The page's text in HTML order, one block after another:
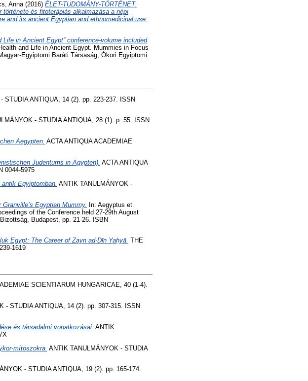
Anna(2016) ÉLET-TUDOMÁNY-TÖRTÉNET:
és fitoterápiás alkalmazása a népi
and its ancient Egyptian and ethnomedicinal use.
Life in Ancient Egypt” conference-volume included
and Life in Ancient Egypt. Mummies in Focus
Egyiptomi Baráti Társaság, Ókori Egyiptomi
STUDIA ANTIQUA, 14 (2). pp. 223-237. ISSN
- STUDIA ANTIQUA, 28 (1). p. 55. ISSN
Aegypten. ACTA ANTIQUA ACADEMIAE
Judentums in Ägypten). ACTA ANTIQUA
0044-5975
Egyiptomban. ANTIK TANULMÁNYOK -
Egyptian Mummy. In: Aegyptus et
of the Conference held 27-29th August
Budapest, pp. 21-26. ISBN
Egypt: The Career of Zayn ad-Dīn Yaḥyā. THE
1619
SCIENTIARUM HUNGARICAE, 40 (1-4).
- STUDIA ANTIQUA, 14 (2). pp. 307-315. ISSN
és társadalmi vonatkozásai. ANTIK
mítoszokra. ANTIK TANULMÁNYOK - STUDIA
- STUDIA ANTIQUA, 19 (2). pp. 165-174.